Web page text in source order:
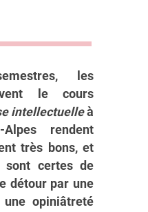
les
le cours
intellectuelleà
Alpes rendent
très bons, et
sont certes de
détour par une
opiniâtreté